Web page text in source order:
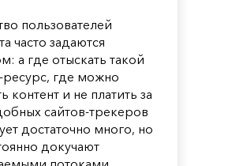
пользователей
часто задаются
а где отыскать такой
ресурс, где можно
контент и не платить за
сайтов-трекеров
достаточно много, но
докучают